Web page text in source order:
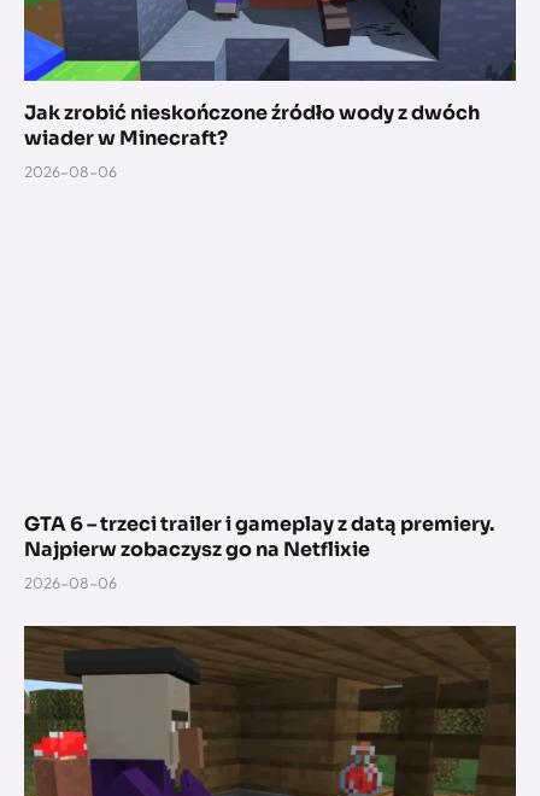
Jak zrobić nieskończone źródło wody z dwóch
wiader w Minecraft?
2026-08-06
GTA 6 – trzeci trailer i gameplay z datą premiery.
Najpierw zobaczysz go na Netflixie
2026-08-06